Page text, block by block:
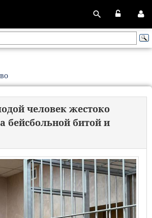
человек жестоко
бейсбольной битой и